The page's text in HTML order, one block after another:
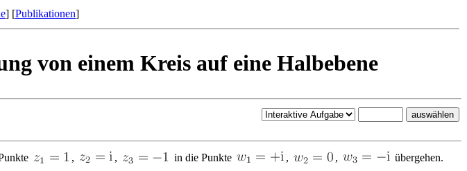
] [Publikationen]
von einem Kreis auf eine Halbebene
, , in die Punkte , , übergehen.